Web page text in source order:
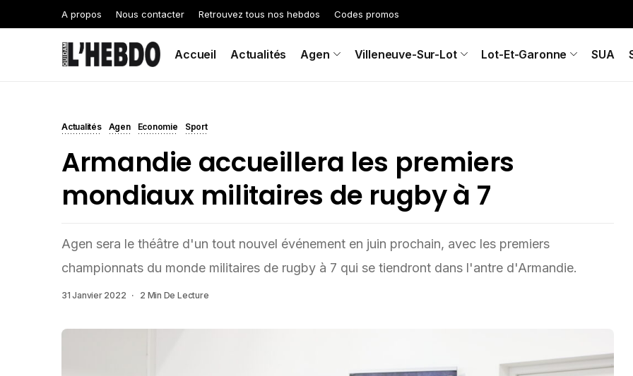
A propos Nous contacter Retrouvez tous nos hebdos Codes promos
Accueil Actualités Agen Villeneuve-Sur-Lot Lot-Et-Garonne SUA
Actualités Agen Economie Sport
Armandie accueillera les premiers
mondiaux militaires de rugby à 7
Agen sera le théâtre d'un tout nouvel événement en juin prochain, avec les premiers
championnats du monde militaires de rugby à 7 qui se tiendront dans l'antre d'Armandie.
31 Janvier 2022 2 Min De Lecture